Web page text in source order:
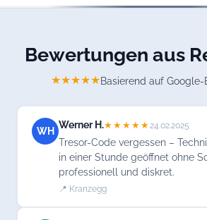
Bewertungen aus
★★★★★Basierend auf
WH
Werner H.★★★★★ 24.02.2025
Tresor-Code vergessen –
in einer Stunde geöffnet ohne
professionell und diskret.
📍 Kranzegg